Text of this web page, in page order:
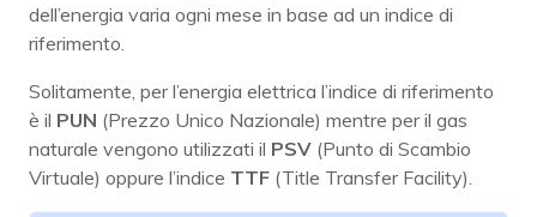
dell’energia varia ogni mese in base ad un indice di
riferimento.
Solitamente, per l’energia elettrica l’indice di riferimento
è il PUN (Prezzo Unico Nazionale) mentre per il gas
naturale vengono utilizzati il PSV (Punto di Scambio
Virtuale) oppure l’indice TTF (Title Transfer Facility).